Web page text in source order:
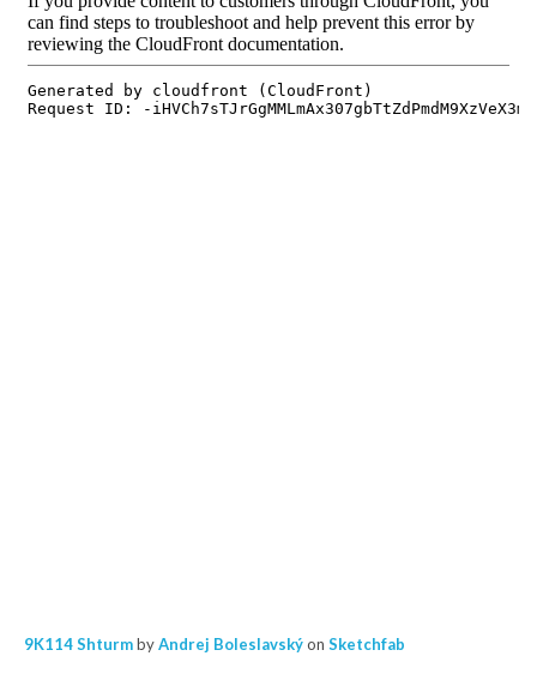
9K114 ShturmbyAndrej Boleslavskýon Sketchfab